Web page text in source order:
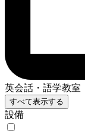
英会話・語学教室
すべて表示する
設備